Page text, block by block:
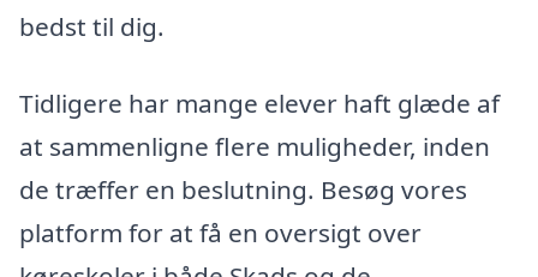
bedst til dig.
Tidligere har mange elever haft glæde af
at sammenligne flere muligheder, inden
de træffer en beslutning. Besøg vores
platform for at få en oversigt over